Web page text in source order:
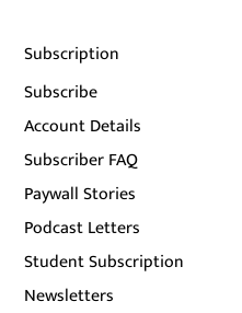
Subscription
Subscribe
Account Details
Subscriber FAQ
Paywall Stories
Podcast Letters
Student Subscription
Newsletters